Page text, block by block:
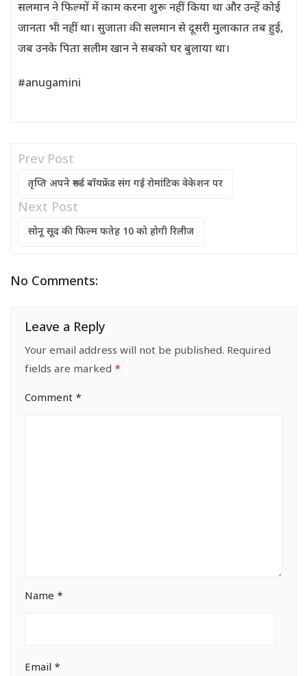
सलमान ने फिल्मों में काम करना शुरू नहीं किया था और उन्हें कोई
जानता भी नहीं था। सुजाता की सलमान से दूसरी मुलाकात तब हुई,
जब उनके पिता सलीम खान ने सबको घर बुलाया था।
#anugamini
Prev Post
तृप्ति अपने रूमर्ड बॉयफ्रेंड संग गई रोमांटिक वेकेशन पर
Next Post
सोनू सूद की फिल्म फतेह 10 को होगी रिलीज
No Comments:
Leave a Reply
Your email address will not be published. Required
fields are marked *
Comment *
Name *
Email *